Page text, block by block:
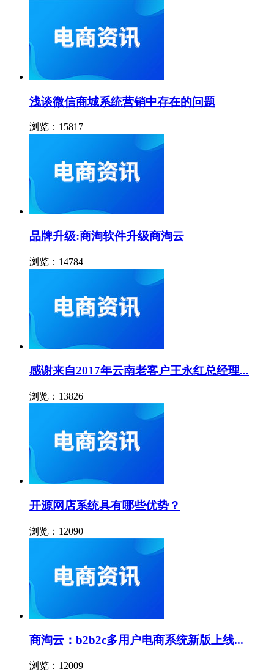
浅谈微信商城系统营销中存在的问题
浏览：15817
品牌升级:商淘软件升级商淘云
浏览：14784
感谢来自2017年云南老客户王永红总经理...
浏览：13826
开源网店系统具有哪些优势？
浏览：12090
商淘云：b2b2c多用户电商系统新版上线...
浏览：12009